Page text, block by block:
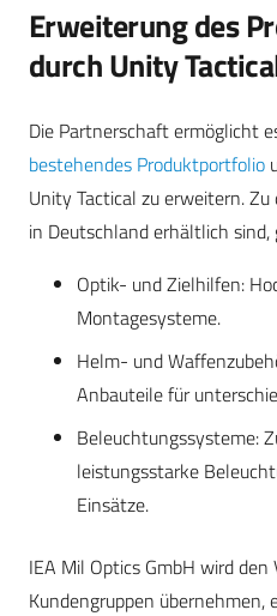
Erweiterung des
durch Unity
Die Partnerschaft ermöglicht
bestehendes Produktportfolio
Unity Tactical zu erweitern.
in Deutschland erhältlich
Optik- und Zielhilfen:
Montagesysteme.
Helm- und
Anbauteile für
Beleuchtungssysteme:
leistungsstarke
Einsätze.
IEA Mil Optics GmbH wird
Kundengruppen übernehmen,